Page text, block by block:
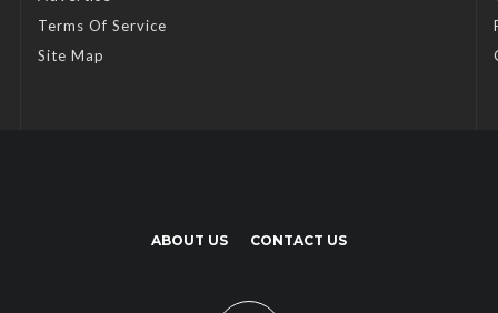
Terms Of Service
Site Map
ABOUT US CONTACT US